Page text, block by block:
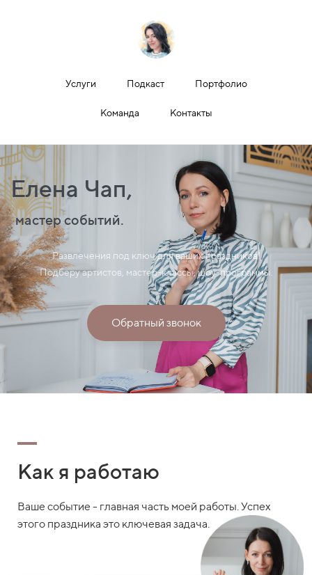
Услуги Подкаст Портфолио
Команда Контакты
Елена Чап,
мастер событий.
Развлечения под ключ для ваших праздников!
Подберу артистов, мастер-классы, шоу-программы.
Обратный звонок
Как я работаю
Ваше событие - главная часть моей работы. Успех
этого праздника это ключевая задача.